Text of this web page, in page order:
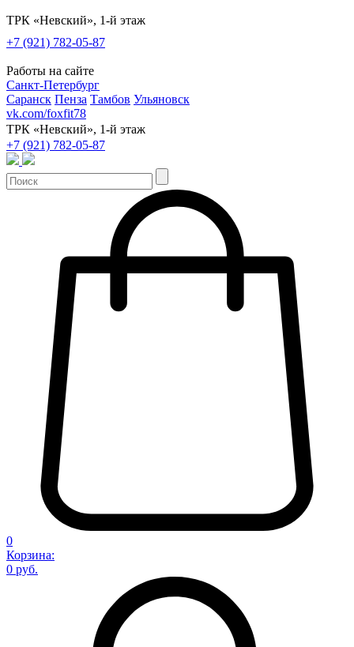
ТРК «Невский», 1-й этаж
+7 (921) 782-05-87
Работы на сайте
Санкт-Петербург
Саранск Пенза Тамбов Ульяновск
vk.com/foxfit78
ТРК «Невский», 1-й этаж
+7 (921) 782-05-87
0
Корзина:
0 руб.